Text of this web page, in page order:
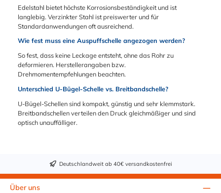
Höchste
Verbindungssicherhei
t auch bei starken
thermischen
Hoher
Korrosionsschutz:
Verzinkter Stahl (W1)
mit 144 h
Salzsprühnebeltest.
- AL169565Porsche
- 9A7.253.139.40Cat
Edelstahl bietet höchste Korrosionsbeständigkeit und ist
langlebig. Verzinkter Stahl ist preiswerter und für
Standardanwendungen oft ausreichend.
Wie fest muss eine Auspuffschelle angezogen werden?
So fest, dass keine Leckage entsteht, ohne das Rohr zu
deformieren. Herstellerangaben bzw.
Drehmomentempfehlungen beachten.
Unterschied U-Bügel-Schelle vs. Breitbandschelle?
U-Bügel-Schellen sind kompakt, günstig und sehr klemmstark.
Breitbandschellen verteilen den Druck gleichmäßiger und sind
optisch unauffälliger.
Deutschlandweit ab 40€ versandkostenfrei
Über uns